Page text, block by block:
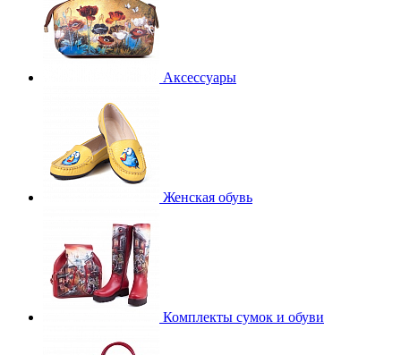
Аксессуары
Женская обувь
Комплекты сумок и обуви